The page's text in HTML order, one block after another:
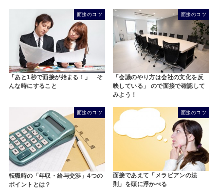
面接のコツ
「あと1秒で面接が始まる！」 そ
んな時にすること
面接のコツ
「会議のやり方は会社の文化を反
映している」 ので面接で確認して
みよう！
面接のコツ
転職時の「年収・給与交渉」4つの
ポイントとは？
面接のコツ
面接であえて「メラビアンの法
則」を頭に浮かべる